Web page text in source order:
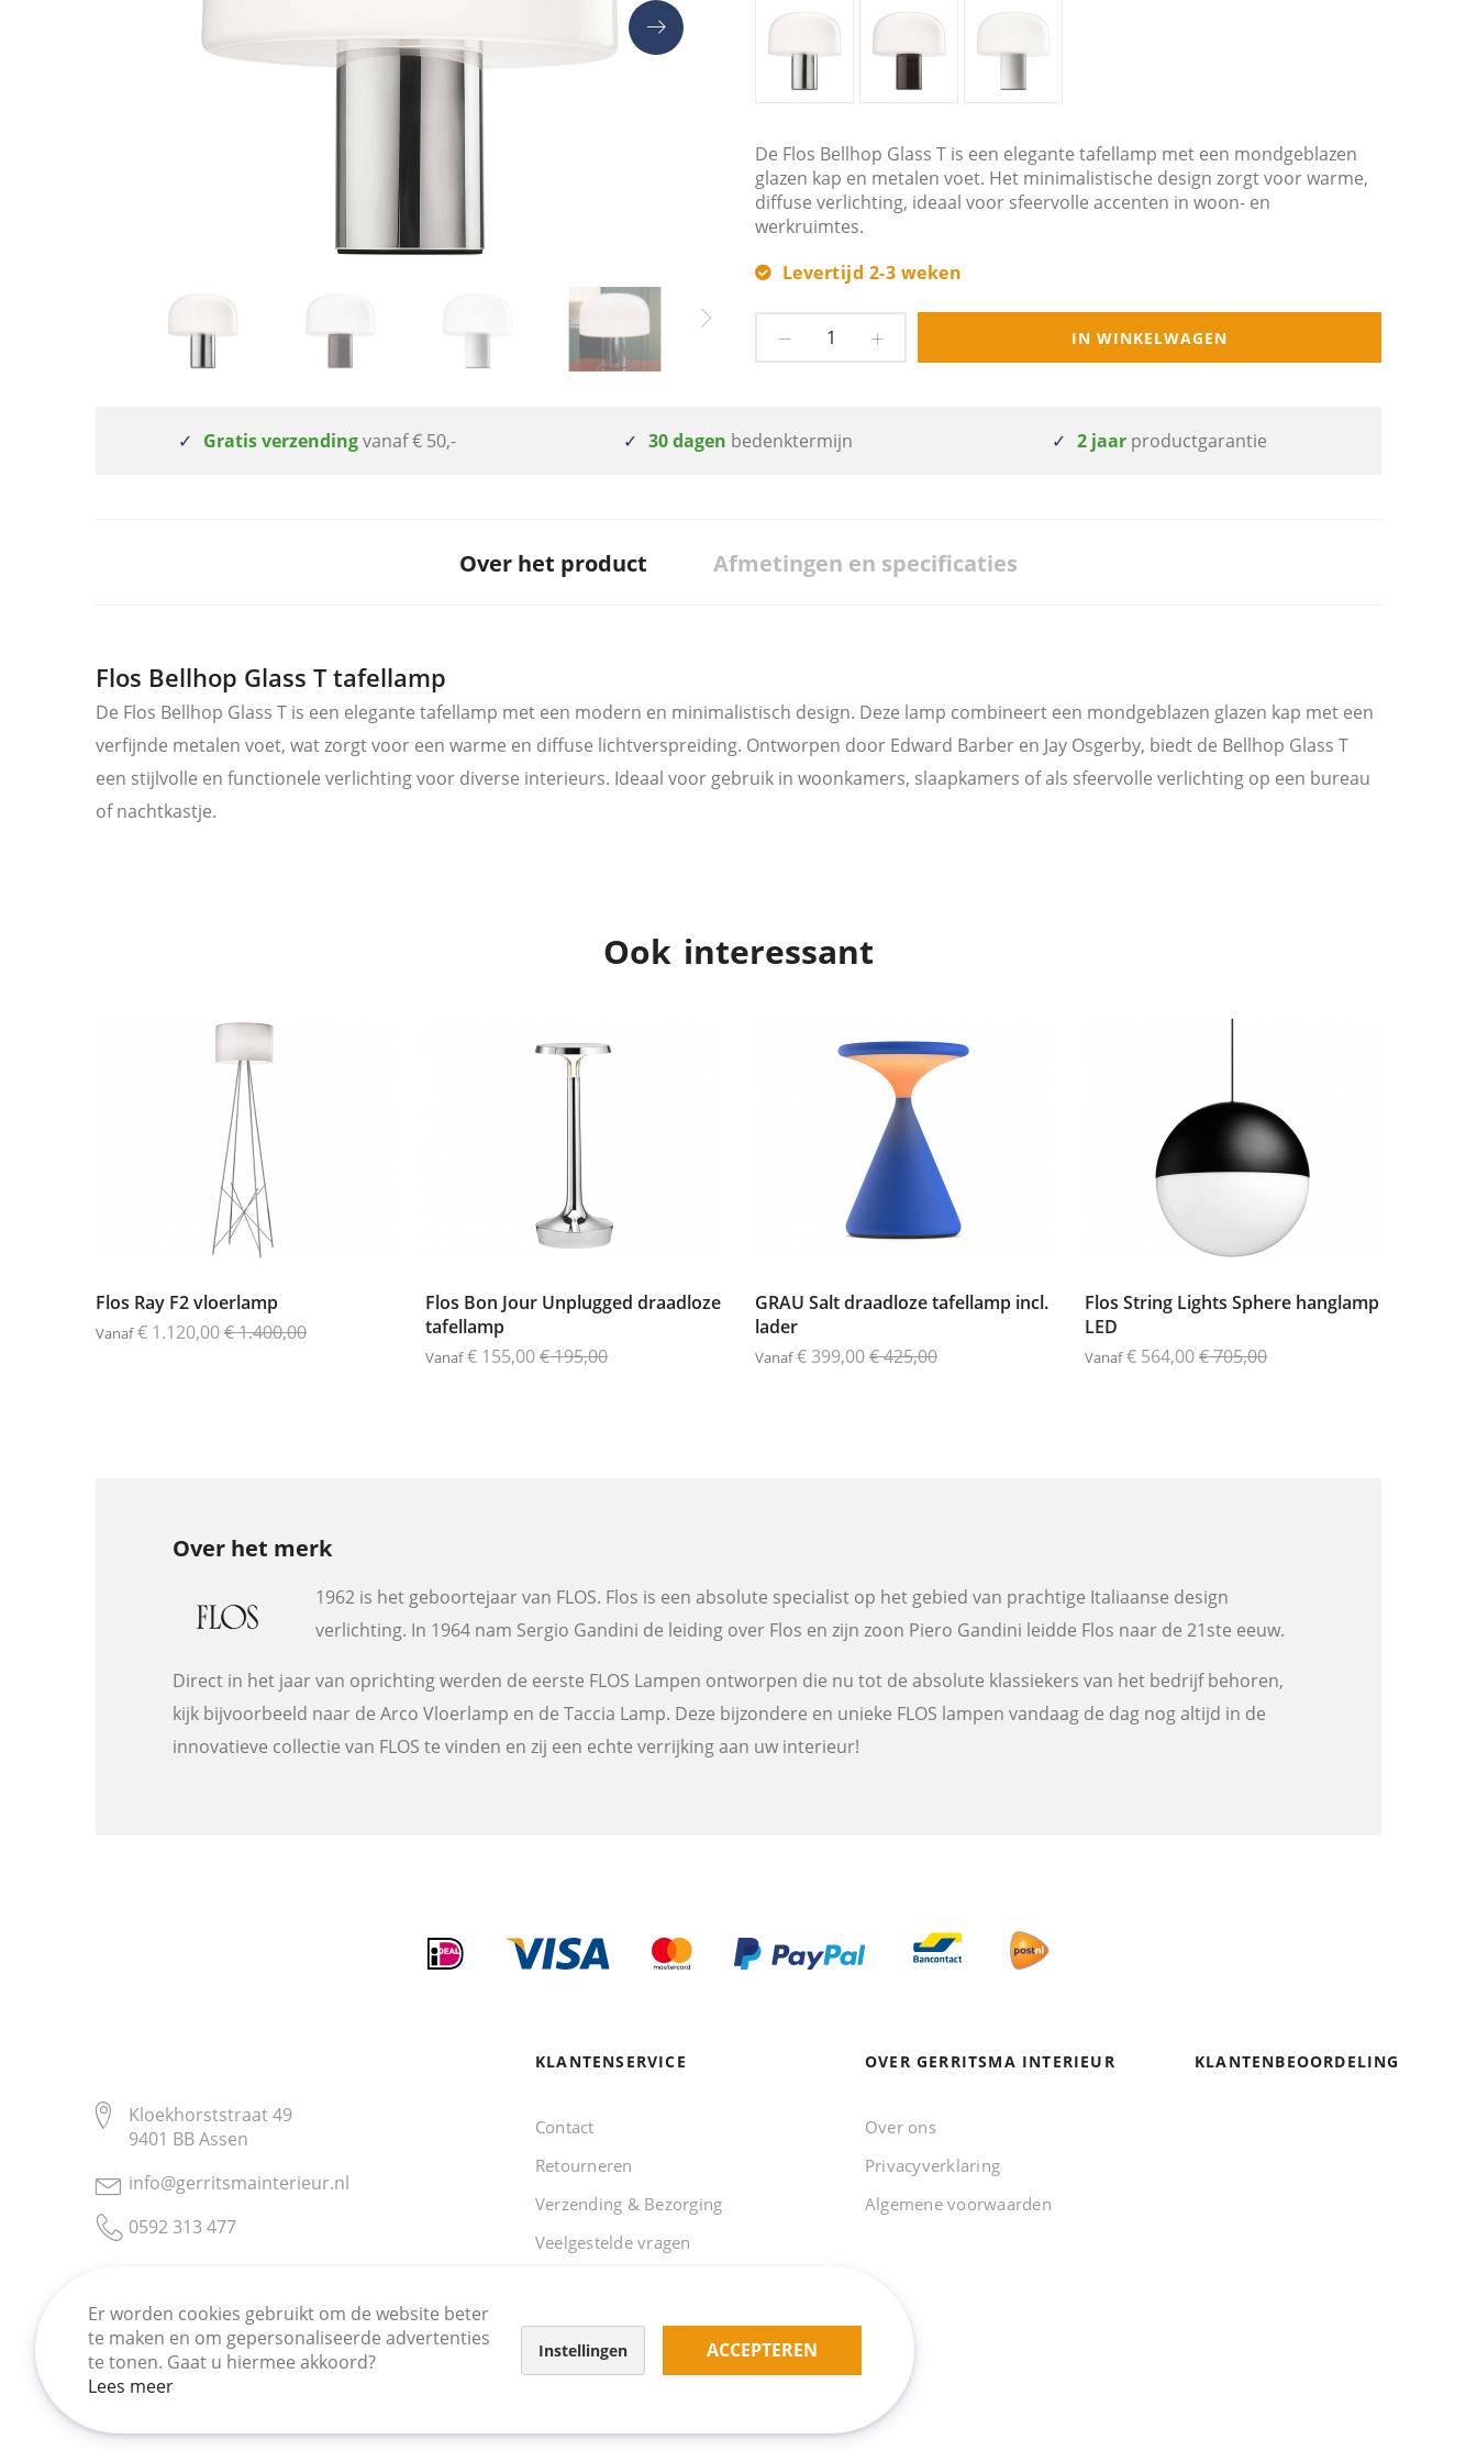
Er worden cookies gebruikt om de website beter
te maken en om gepersonaliseerde advertenties
te tonen. Gaat u hiermee akkoord?
Lees meer
Instellingen ACCEPTEREN
De Flos Bellhop Glass T is een elegante tafellamp met een mondgeblazen
glazen kap en metalen voet. Het minimalistische design zorgt voor warme,
diffuse verlichting, ideaal voor sfeervolle accenten in woon- en
werkruimtes.
Levertijd 2-3 weken
IN WINKELWAGEN
Gratis verzendingvanaf € 50,- 30 dagen bedenktermijn 2 jaar productgarantie
Over het product
Flos Bellhop Glass T tafellamp
De Flos Bellhop Glass T is een elegante tafellamp met een modern en minimalistisch design. Deze lamp combineert een mondgeblazen glazen kap met een
verfijnde metalen voet, wat zorgt voor een warme en diffuse lichtverspreiding. Ontworpen door Edward Barber en Jay Osgerby, biedt de Bellhop Glass T
een stijlvolle en functionele verlichting voor diverse interieurs. Ideaal voor gebruik in woonkamers, slaapkamers of als sfeervolle verlichting op een bureau
of nachtkastje.
Afmetingen en specificaties
Ook interessant
Flos Ray F2 vloerlamp
Vanaf € 1.120,00€ 1.400,00
Flos Bon Jour Unplugged draadloze
tafellamp
Vanaf € 155,00€ 195,00
GRAU Salt draadloze tafellamp incl.
lader
Vanaf € 399,00€ 425,00
Flos String Lights Sphere hanglamp
LED
Vanaf € 564,00€ 705,00
Over het merk
1962 is het geboortejaar van FLOS. Flos is een absolute specialist op het gebied van prachtige Italiaanse design
verlichting. In 1964 nam Sergio Gandini de leiding over Flos en zijn zoon Piero Gandini leidde Flos naar de 21ste eeuw.
Direct in het jaar van oprichting werden de eerste FLOS Lampen ontworpen die nu tot de absolute klassiekers van het bedrijf behoren,
kijk bijvoorbeeld naar de Arco Vloerlamp en de Taccia Lamp. Deze bijzondere en unieke FLOS lampen vandaag de dag nog altijd in de
innovatieve collectie van FLOS te vinden en zij een echte verrijking aan uw interieur!
Kloekhorststraat 49
9401 BB Assen
info@gerritsmainterieur.nl
0592 313 477
KLANTENSERVICE
Contact
Retourneren
Verzending & Bezorging
Veelgestelde vragen
OVER GERRITSMA INTERIEUR
Over ons
Privacyverklaring
Algemene voorwaarden
KLANTENBEOORDELING
Copyright © Gerritsma Interieur.